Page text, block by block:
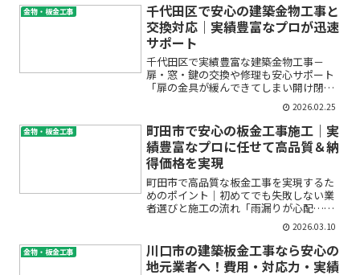
金物・板金工事
千代田区で安心の建築金物工事と
交換対応｜実績豊富なプロが迅速
サポート
千代田区で実績豊富な建築金物工事－
扉・窓・鍵の交換や修理も安心サポート
「扉の金具が緩んできてしまい開け閉め
しにくい」「窓のサッシ金物がガタつい
ていて不安」「鍵の調子が悪く、防犯面
が心配」――このような住まいやオフィ
スの悩みをお持ちではありま...
2026.02.25
金物・板金工事
町田市で安心の板金工事施工｜実
績豊富なプロに任せて高品質＆納
得価格を実現
町田市で高品質な板金工事を実現するた
めのポイント｜初めてでも失敗しない業
者選びと施工の流れ「雨漏りが心配…」
「屋根や外壁の傷みが気になるけど、ど
こに頼めばいいの？」「板金工事って何
をしてもらえるの？」――町田市にお住
まいで、屋根や外壁のトラ...
2026.03.10
金物・板金工事
川口市の建築板金工事なら安心の
地元業者へ！費用・対応力・実績